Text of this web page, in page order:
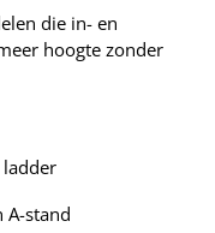
die in- en
hoogte zonder
ladder
A-stand